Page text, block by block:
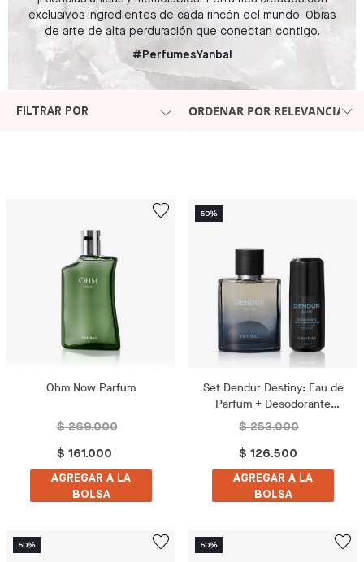
exclusivos ingredientes de cada rincón del mundo. Obras
de arte de alta perduración que conectan contigo.
#PerfumesYanbal
FILTRAR POR ORDENAR POR RELEVANCIA
Ohm Now Parfum
$ 269.000
$ 161.000
AGREGAR A LA
BOLSA
Set Dendur Destiny: Eau de
Parfum + Desodorante
Perfumado
$ 253.000
$ 126.500
AGREGAR A LA
BOLSA